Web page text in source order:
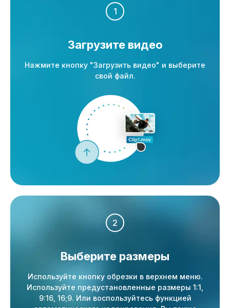
1
Загрузите видео
Нажмите кнопку "Загрузить видео" и выберите
свой файл.
2
Выберите размеры
Используйте кнопку обрезки в верхнем меню.
Используйте предустановленные размеры 1:1,
9:16, 16;9. Или воспользуйтесь функцией